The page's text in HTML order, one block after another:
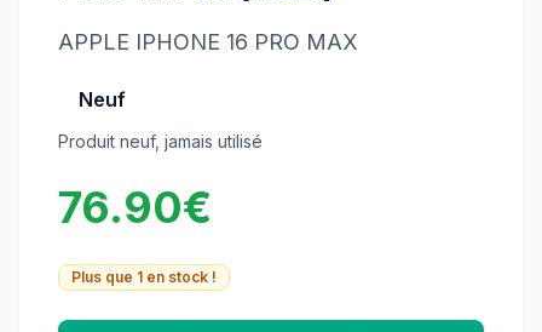
APPLE IPHONE 16 PRO MAX
Neuf
Produit neuf, jamais utilisé
76.90€
Plus que 1 en stock !